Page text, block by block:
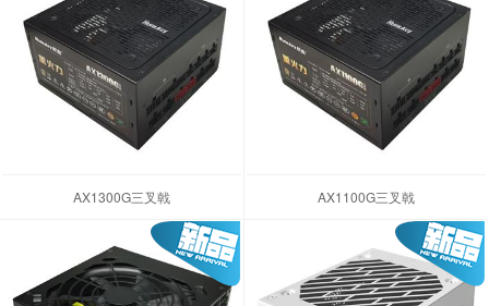
AX1300G三叉戟 AX1100G三叉戟